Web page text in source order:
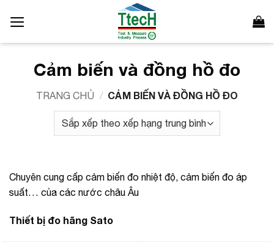
qua
Cảm biến và đồng hồ đo
TRANG CHỦ / CẢM BIẾN VÀ ĐỒNG HỒ ĐO
Chuyên cung cấp cảm biến đo nhiệt độ, cảm biến đo áp
suất… của các nước châu Âu
Thiết bị đo hãng Sato